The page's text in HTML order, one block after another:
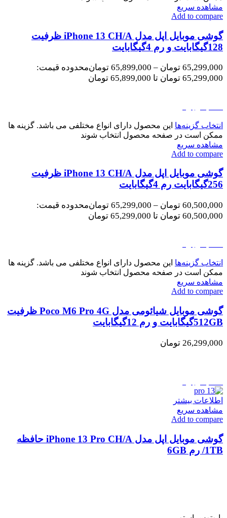
مشاهده سریع
Add to compare
گوشی موبایل اپل مدل iPhone 13 CH/A ظرفیت
128گیگابایت و رم 4گیگابایت
65,299,000 تومان –
65,899,000 تومانمحدوده قیمت:
65,299,000 تومان تا 65,899,000 تومان
انتخاب گزینه‌ها این محصول دارای انواع مختلفی می باشد. گزینه ها
ممکن است در صفحه محصول انتخاب شوند
مشاهده سریع
Add to compare
گوشی موبایل اپل مدل iPhone 13 CH/A ظرفیت
256گیگابایت رم 4گیگابایت
60,500,000 تومان –
65,299,000 تومانمحدوده قیمت:
60,500,000 تومان تا 65,299,000 تومان
انتخاب گزینه‌ها این محصول دارای انواع مختلفی می باشد. گزینه ها
ممکن است در صفحه محصول انتخاب شوند
مشاهده سریع
Add to compare
گوشی موبایل شیائومی مدل Poco M6 Pro 4G ظرفیت
512GBگیگابایت و رم 12گیگابایت
26,299,000 تومان
اطلاعات بیشتر
مشاهده سریع
Add to compare
گوشی موبایل اپل مدل iPhone 13 Pro CH/A حافظه
1TB/ رم 6GB